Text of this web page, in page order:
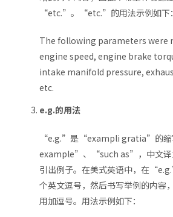
“etc.”。“etc.”的用法示例如下：
The following parameters were
engine speed, engine brake
intake manifold pressure,
etc.
e.g.的用法
“e.g.”是“exampli gratia”的
example”、“such as”，中文
引出例子。在美式英语中，在
个英文逗号，然后书写举例的内容
用加逗号。用法示例如下：